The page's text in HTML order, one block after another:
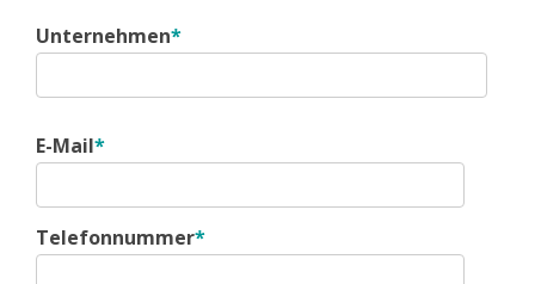
Unternehmen*
E-Mail*
Telefonnummer*